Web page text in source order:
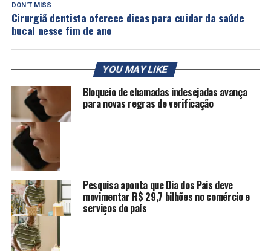
DON'T MISS
Cirurgiã dentista oferece dicas para cuidar da saúde
bucal nesse fim de ano
YOU MAY LIKE
Bloqueio de chamadas indesejadas avança
para novas regras de verificação
Pesquisa aponta que Dia dos Pais deve
movimentar R$ 29,7 bilhões no comércio e
serviços do país